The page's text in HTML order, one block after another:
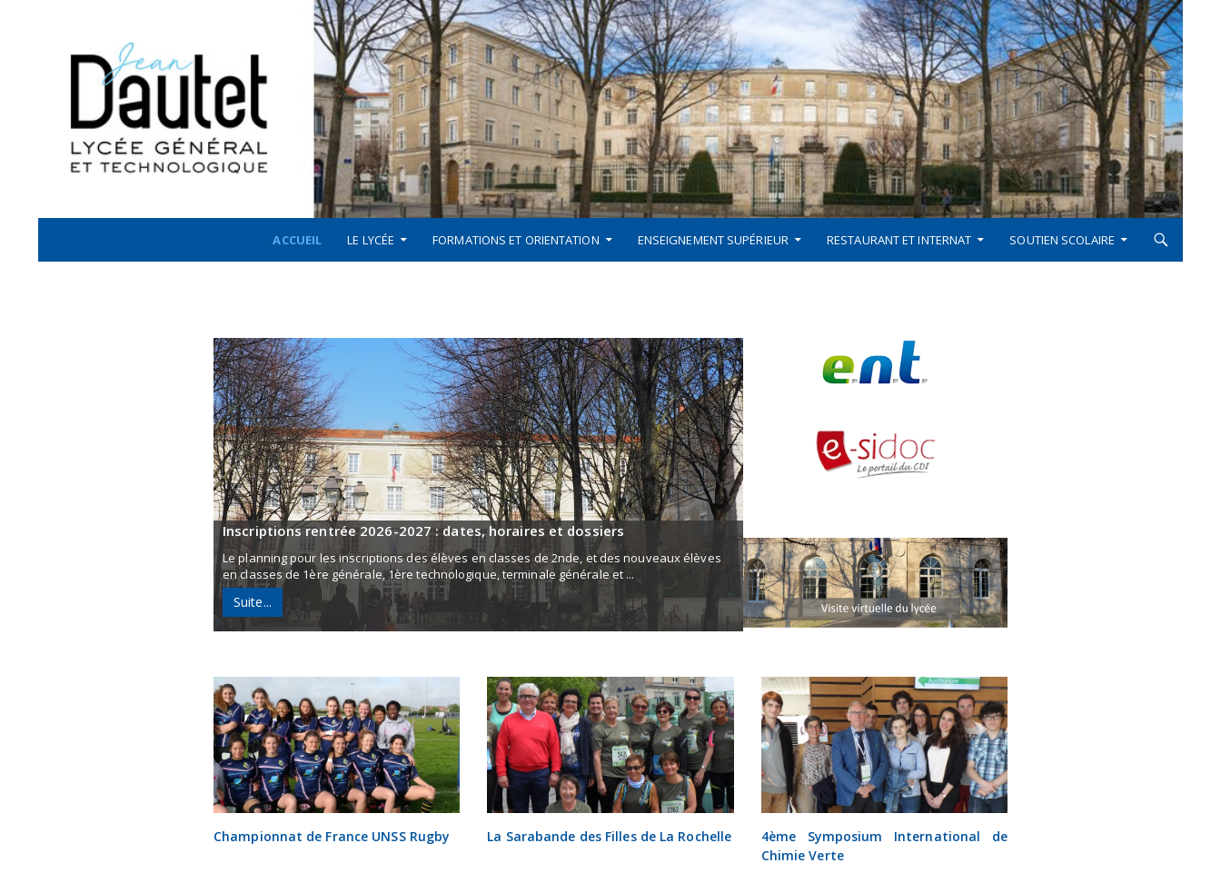
LYCÉE JEAN DAUTET À LA ROCHELLE
ACCUEIL LE LYCÉE FORMATIONS ET ORIENTATION ENSEIGNEMENT SUPÉRIEUR RESTAURANT ET INTERNAT SOUTIEN SCOLAIRE
Inscriptions rentrée 2026-2027 : dates, horaires et dossiers
Le planning pour les inscriptions des élèves en classes de 2nde, et des nouveaux élèves
en classes de 1ère générale, 1ère technologique, terminale générale et ...
Suite...
Championnat de France UNSS Rugby La Sarabande des Filles de La Rochelle
4ème Symposium International de
Chimie Verte